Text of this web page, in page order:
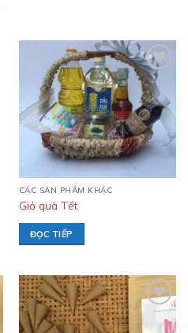
Add to
wishlist
CÁC SẢN PHẨM KHÁC
Giỏ quà Tết
ĐỌC TIẾP
Add to
wishlist